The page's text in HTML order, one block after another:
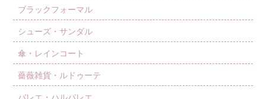
ブラックフォーマル
シューズ・サンダル
傘・レインコート
薔薇雑貨・ルドゥーテ